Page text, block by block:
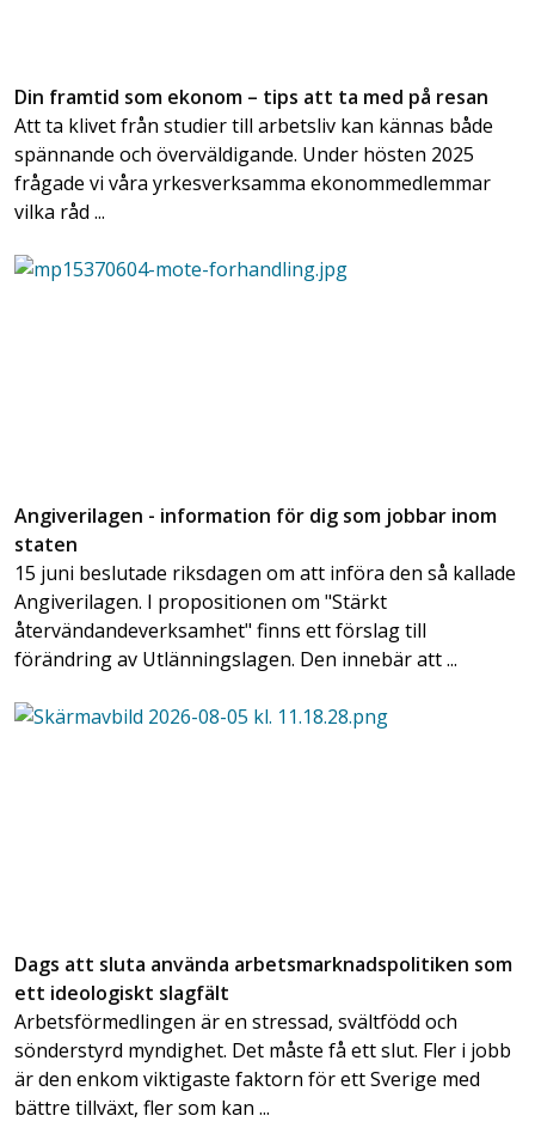
Din framtid som ekonom – tips att ta med på resan
Att ta klivet från studier till arbetsliv kan kännas både
spännande och överväldigande. Under hösten 2025
frågade vi våra yrkesverksamma ekonommedlemmar
vilka råd ...
Angiverilagen - information för dig som jobbar inom
staten
15 juni beslutade riksdagen om att införa den så kallade
Angiverilagen. I propositionen om "Stärkt
återvändandeverksamhet" finns ett förslag till
förändring av Utlänningslagen. Den innebär att ...
Dags att sluta använda arbetsmarknadspolitiken som
ett ideologiskt slagfält
Arbetsförmedlingen är en stressad, svältfödd och
sönderstyrd myndighet. Det måste få ett slut. Fler i jobb
är den enkom viktigaste faktorn för ett Sverige med
bättre tillväxt, fler som kan ...